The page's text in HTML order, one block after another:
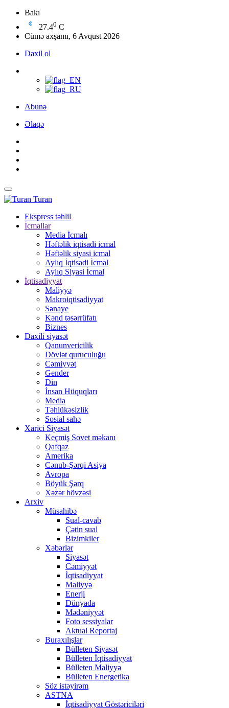
Bakı
27.40 C
Cümə axşamı, 6 Avqust 2026
Daxil ol
Abunə
Əlaqə
Turan
Ekspress təhlil
İcmallar
Media İcmalı
Həftəlik iqtisadi icmal
Həftəlik siyasi icmal
Aylıq İqtisadi İcmal
Aylıq Siyasi İcmal
İqtisadiyyat
Maliyyə
Makroiqtisadiyyat
Sənaye
Kənd təsərrüfatı
Biznes
Daxili siyasət
Qanunvericilik
Dövlət quruculuğu
Cəmiyyət
Gender
Din
İnsan Hüquqları
Media
Təhlükəsizlik
Sosial sahə
Xarici Siyasət
Keçmiş Sovet məkanı
Qafqaz
Amerika
Cənub-Şərqi Asiya
Avropa
Böyük Şərq
Xəzər hövzəsi
Arxiv
Müsahibə
Sual-cavab
Çətin sual
Bizimkiler
Xəbərlər
Siyasət
Cəmiyyət
İqtisadiyyat
Maliyyə
Enerji
Dünyada
Mədəniyyət
Foto sessiyalar
Aktual Reportaj
Buraxılışlar
Bülleten Siyasət
Bülleten İqtisadiyyat
Bülleten Maliyyə
Bülleten Energetika
Söz istəyirəm
ASTNA
İqtisadiyyat Göstəriciləri